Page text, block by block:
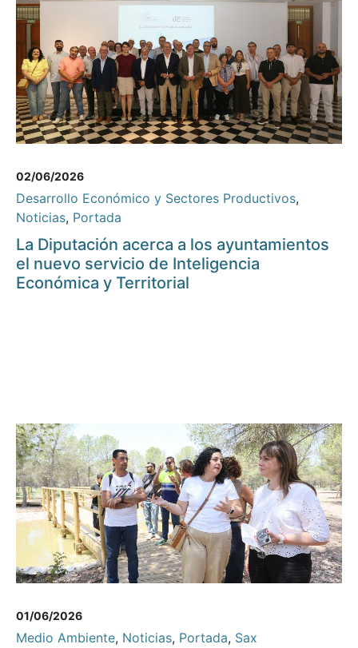
02/06/2026
Desarrollo Económico y Sectores Productivos,
Noticias, Portada
La Diputación acerca a los ayuntamientos
el nuevo servicio de Inteligencia
Económica y Territorial
01/06/2026
Medio Ambiente, Noticias, Portada, Sax